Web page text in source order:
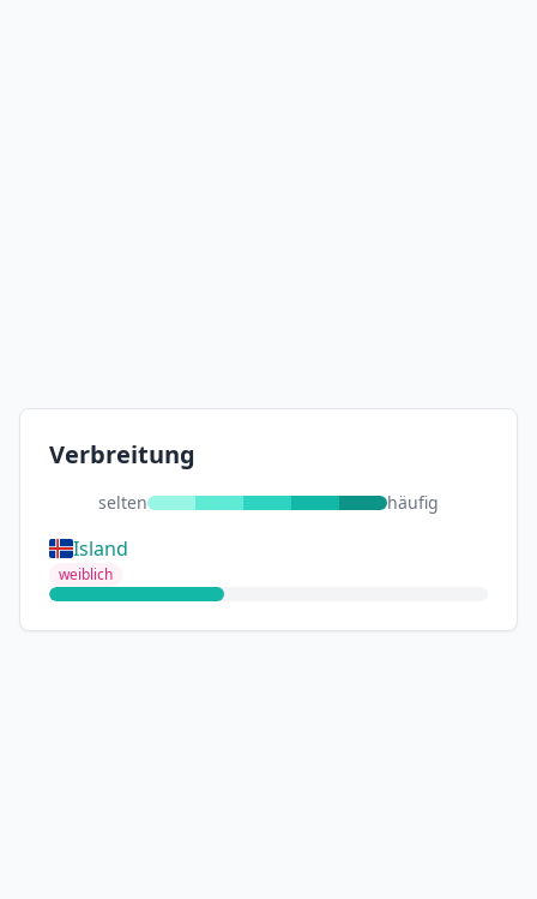
Verbreitung
selten häufig
Island
weiblich